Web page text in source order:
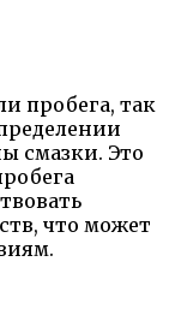
пробега, так
смазки. Это
что может